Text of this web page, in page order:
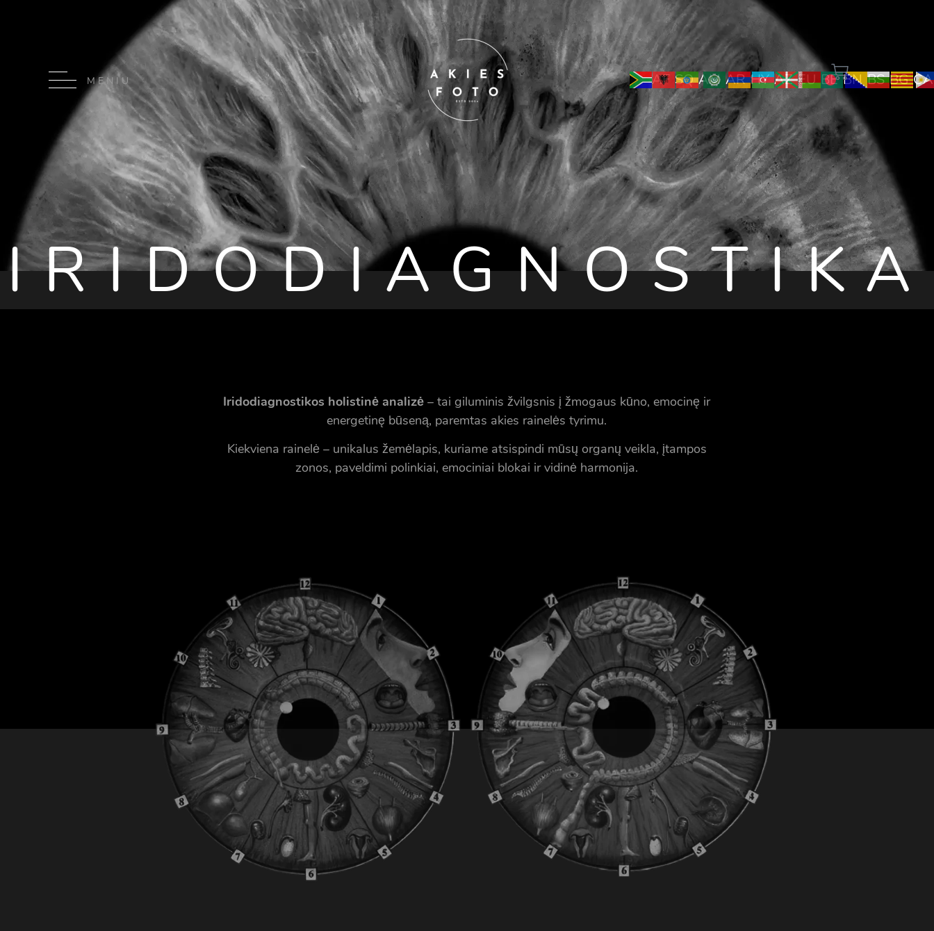
MENIU AF SQ AM AR HY AZ EU BE BN BS BG CA
IRIDODIAGNOSTIKA
Iridodiagnostikos holistinė analizė – tai giluminis žvilgsnis į žmogaus kūno, emocinę ir
energetinę būseną, paremtas akies rainelės tyrimu.
Kiekviena rainelė – unikalus žemėlapis, kuriame atsispindi mūsų organų veikla, įtampos
zonos, paveldimi polinkiai, emociniai blokai ir vidinė harmonija.